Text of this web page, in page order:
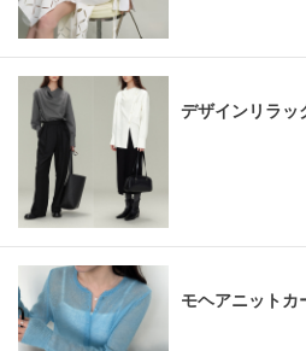
デザインリラッ
モヘアニットカ